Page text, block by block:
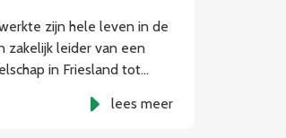
zijn hele leven in de
zakelijk leider van een
in Friesland tot…
lees meer